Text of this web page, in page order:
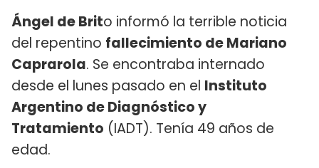
Ángel de Brito informó la terrible noticia
del repentino fallecimiento de Mariano
Caprarola. Se encontraba internado
desde el lunes pasado en el Instituto
Argentino de Diagnóstico y
Tratamiento (IADT). Tenía 49 años de
edad.